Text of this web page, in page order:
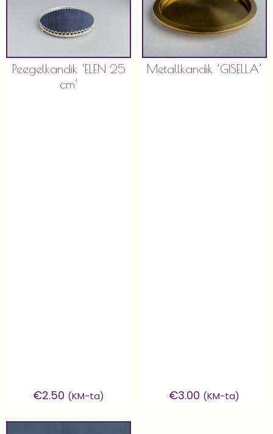
Peegelkandik ‘ELEN 25
cm’
€2.50 (KM-ta)
Metallkandik ‘GISELLA’
€3.00 (KM-ta)